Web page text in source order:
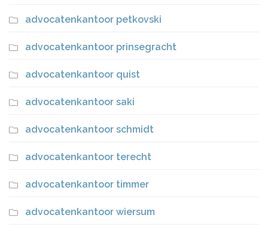
advocatenkantoor petkovski
advocatenkantoor prinsegracht
advocatenkantoor quist
advocatenkantoor saki
advocatenkantoor schmidt
advocatenkantoor terecht
advocatenkantoor timmer
advocatenkantoor wiersum